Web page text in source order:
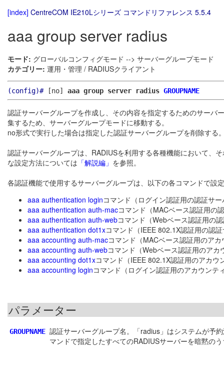
[index] CentreCOM IE210Lシリーズ コマンドリファレンス 5.5.4
aaa group server radius
モード: グローバルコンフィグモード --> サーバーグループモード
カテゴリー: 運用・管理 / RADIUSクライアント
(config)#[no] aaa group server radius GROUPNAME
認証サーバーグループを作成し、その内容を指定するためのサー
集するため、サーバーグループモードに移動する。
no形式で実行した場合は指定した認証サーバーグループを削除す
認証サーバーグループは、RADIUSを利用する各種機能において、
な設定方法については 「解説編」 を参照。
各認証機能で使用するサーバーグループは、以下の各コマンドで設
aaa authentication loginコマンド（ログイン認証用の認証サ
aaa authentication auth-macコマンド（MACベース認証用の
aaa authentication auth-webコマンド（Webベース認証用の
aaa authentication dot1xコマンド（IEEE 802.1X認証用の認
aaa accounting auth-macコマンド（MACベース認証用のア
aaa accounting auth-webコマンド（Webベース認証用のアカ
aaa accounting dot1xコマンド（IEEE 802.1X認証用のアカウ
aaa accounting loginコマンド（ログイン認証用のアカウンテ
パラメーター
GROUPNAME 認証サーバーグループ名。「radius」はシステムが予
マンドで指定したすべてのRADIUSサーバーを暗黙の